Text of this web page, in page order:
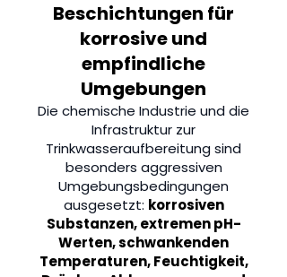
Beschichtungen für
korrosive und
empfindliche
Umgebungen
Die chemische Industrie und die
Infrastruktur zur
Trinkwasseraufbereitung sind
besonders aggressiven
Umgebungsbedingungen
ausgesetzt: korrosiven
Substanzen, extremen pH-
Werten, schwankenden
Temperaturen, Feuchtigkeit,